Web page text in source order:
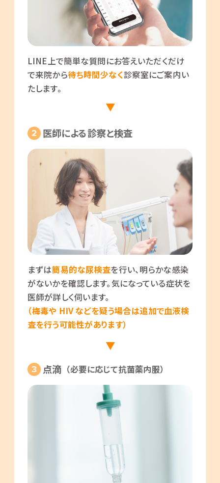
LINE上で簡単な質問にお答えいただくだけ
で来院から待ち時間少なく診察室にご案内い
たします。
医師による診察と検査
まずは簡易的な尿検査を行い、明らかな感染
がないかを確認します。気になっている症状を
医師が詳しく伺います。
（梅毒や HIV などを疑う場合は追加で血液検
査を行う可能性があります）
点滴 （必要に応じて抗菌薬内服）